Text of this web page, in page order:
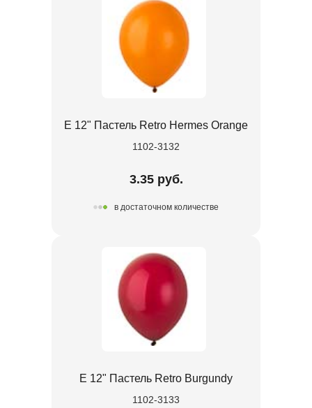
Е 12" Пастель Retro Hermes Orange
1102-3132
3.35 руб.
в достаточном количестве
Е 12" Пастель Retro Burgundy
1102-3133